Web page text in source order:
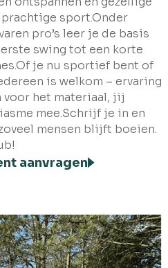
sport.Onder
pro’s leer je de basis
swing tot een korte
je nu sportief bent of
is welkom – ervaring
het materiaal, jij
mee.Schrijf je in en
mensen blijft boeien.
aanvragen